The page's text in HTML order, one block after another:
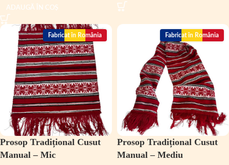
ADAUGĂ ÎN COȘ
Fabricat în România
Prosop Tradițional Cusut
Manual – Mic
Fabricat în România
Prosop Tradițional Cusut
Manual – Mediu